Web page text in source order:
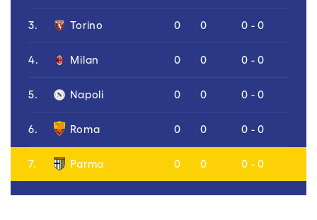
3. Torino 0 0 0 - 0
4. Milan 0 0 0 - 0
5. Napoli 0 0 0 - 0
6. Roma 0 0 0 - 0
7. Parma 0 0 0 - 0